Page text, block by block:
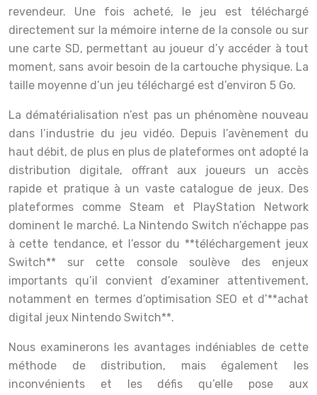
revendeur. Une fois acheté, le jeu est téléchargé
directement sur la mémoire interne de la console ou sur
une carte SD, permettant au joueur d’y accéder à tout
moment, sans avoir besoin de la cartouche physique. La
taille moyenne d’un jeu téléchargé est d’environ 5 Go.
La dématérialisation n’est pas un phénomène nouveau
dans l’industrie du jeu vidéo. Depuis l’avènement du
haut débit, de plus en plus de plateformes ont adopté la
distribution digitale, offrant aux joueurs un accès
rapide et pratique à un vaste catalogue de jeux. Des
plateformes comme Steam et PlayStation Network
dominent le marché. La Nintendo Switch n’échappe pas
à cette tendance, et l’essor du **téléchargement jeux
Switch** sur cette console soulève des enjeux
importants qu’il convient d’examiner attentivement,
notamment en termes d’optimisation SEO et d’**achat
digital jeux Nintendo Switch**.
Nous examinerons les avantages indéniables de cette
méthode de distribution, mais également les
inconvénients et les défis qu’elle pose aux